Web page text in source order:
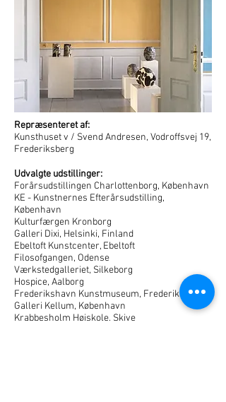
Repræsenteret af:
Kunsthuset v / Svend Andresen, Vodroffsvej 19,
Frederiksberg
Udvalgte udstillinger:
Forårsudstillingen Charlottenborg, København
KE - Kunstnernes Efterårsudstilling,
København
Kulturfærgen Kronborg
Galleri Dixi, Helsinki, Finland
Ebeltoft Kunstcenter, Ebeltoft
Filosofgangen, Odense
Værkstedgalleriet, Silkeborg
Hospice, Aalborg
Frederikshavn Kunstmuseum, Frederikshavn
Galleri Kellum, København
Krabbesholm Højskole, Skive